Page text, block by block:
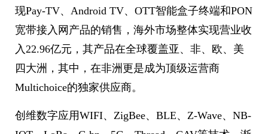
现Pay-TV、Android TV、OTT智能盒子终端和PON
宽带接入网产品的销售，海外市场整体实现营业收
入22.96亿元，其产品在全球覆盖亚、非、欧、美
四大洲，其中，在非洲更是成为顶级运营商
Multichoice的独家供应商。
创维数字应用WIFI、ZigBee、BLE、Z-Wave、NB-